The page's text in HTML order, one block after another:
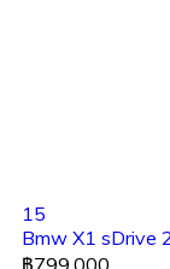
15
Bmw X1 sDrive
฿799,000